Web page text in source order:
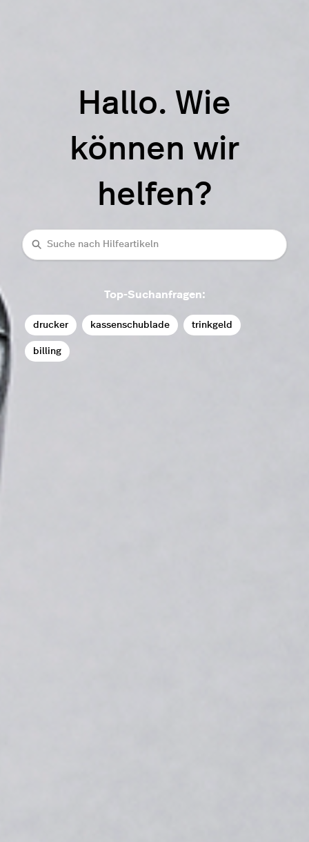
Hallo. Wie
können wir
helfen?
Suche
Top-Suchanfragen:
drucker kassenschublade trinkgeld
billing